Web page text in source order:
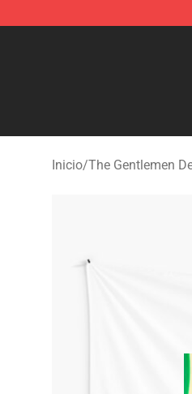
Inicio/The Gentlemen